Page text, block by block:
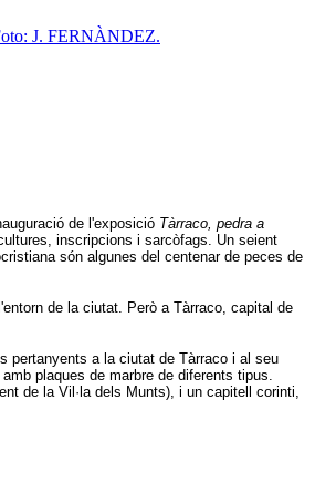
de l'exposició Tàrraco, pedra a
inscripcions i sarcòfags. Un seient
són algunes del centenar de peces de
de la ciutat. Però a Tàrraco, capital de
pertanyents a la ciutat de Tàrraco i al seu
plaques de marbre de diferents tipus.
de la Vil·la dels Munts), i un capitell corinti,